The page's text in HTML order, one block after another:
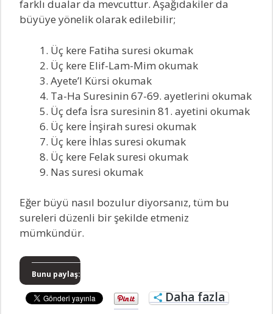
farklı dualar da mevcuttur. Aşağıdakiler da
büyüye yönelik olarak edilebilir;
Üç kere Fatiha suresi okumak
Üç kere Elif-Lam-Mim okumak
Ayete’l Kürsi okumak
Ta-Ha Suresinin 67-69. ayetlerini okumak
Üç defa İsra suresinin 81. ayetini okumak
Üç kere İnşirah suresi okumak
Üç kere İhlas suresi okumak
Üç kere Felak suresi okumak
Nas suresi okumak
Eğer büyü nasıl bozulur diyorsanız, tüm bu
sureleri düzenli bir şekilde etmeniz
mümkündür.
Bunu paylaş:
Daha fazla